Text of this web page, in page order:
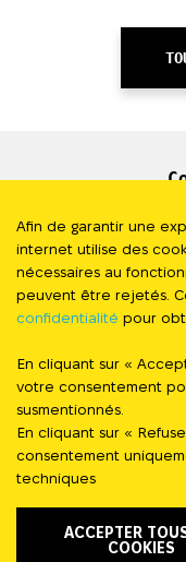
Afin de garantir une
internet utilise des
nécessaires au
peuvent être rejetés.
confidentialité pour
En cliquant sur «
votre consentement
susmentionnés.
En cliquant sur «
consentement
techniques
ACCEPTER
COOKIES